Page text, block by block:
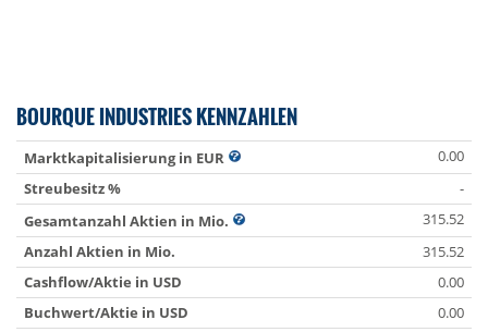
BOURQUE INDUSTRIES KENNZAHLEN
Marktkapitalisierung in EUR
0.00
Streubesitz %
-
Gesamtanzahl Aktien in Mio.
315.52
Anzahl Aktien in Mio.
315.52
Cashflow/Aktie in USD
0.00
Buchwert/Aktie in USD
0.00